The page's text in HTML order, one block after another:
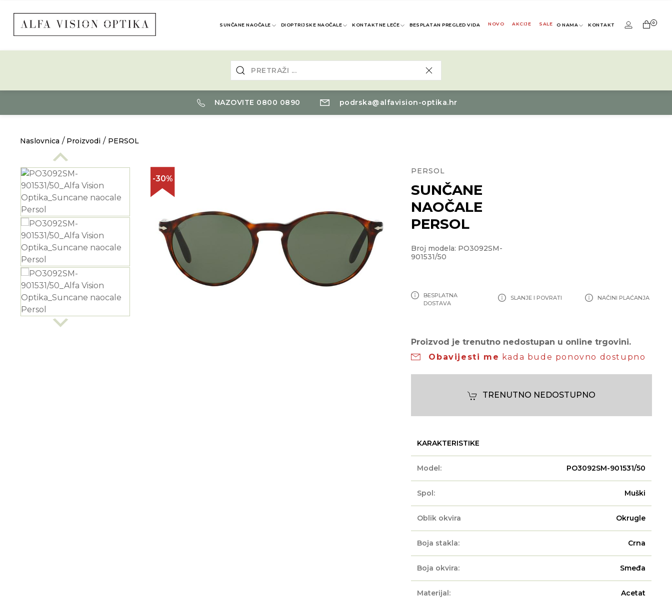
SUNČANE NAOČALE DIOPTRIJSKE NAOČALE KONTAKTNE LEĆE BESPLATAN PREGLED VIDA NOVO AKCIJE SALE O NAMA KONTAKT 0
NAZOVITE 0800 0890 podrska@alfavision-optika.hr
Naslovnica Proizvodi PERSOL
-30%
PERSOL
SUNČANE
NAOČALE
PERSOL
Broj modela: PO3092SM-
901531/50
BESPLATNA
DOSTAVA
SLANJE I POVRATI NAČINI PLAĆANJA
Proizvod je trenutno nedostupan u online trgovini.
Obavijesti me kada bude ponovno dostupno
TRENUTNO NEDOSTUPNO
KARAKTERISTIKE
Model: PO3092SM-901531/50
Spol: Muški
Oblik okvira Okrugle
Boja stakla: Crna
Boja okvira: Smeđa
Materijal: Acetat